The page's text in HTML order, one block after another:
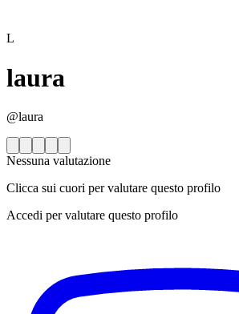
L
laura
@laura
Nessuna valutazione
Clicca sui cuori per valutare questo profilo
Accedi per valutare questo profilo